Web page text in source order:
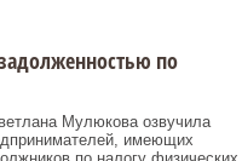
по
Мулюкова озвучила
имеющих